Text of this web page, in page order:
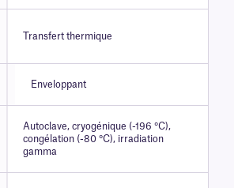
Transfert thermique
Enveloppant
Autoclave, cryogénique (-196 °C),
congélation (-80 °C), irradiation
gamma